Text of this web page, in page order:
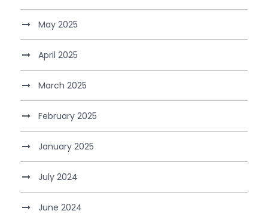
May 2025
April 2025
March 2025
February 2025
January 2025
July 2024
June 2024